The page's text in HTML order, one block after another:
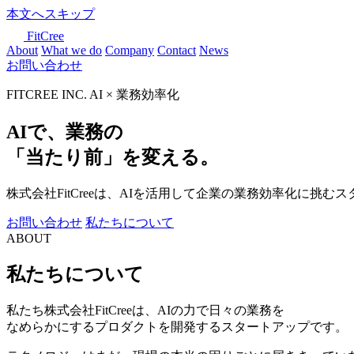
本文へスキップ
FitCree
About What we do Company Contact News
お問い合わせ
FITCREE INC. AI × 業務効率化
AIで、業務の
「 当たり前 」を変える。
株式会社FitCreeは、AIを活用して企業の業務効率化に挑むス
お問い合わせ 私たちについて
ABOUT
私たちについて
私たち株式会社FitCreeは、AIの力で日々の業務を
なめらかにするプロダクトを開発するスタートアップです。